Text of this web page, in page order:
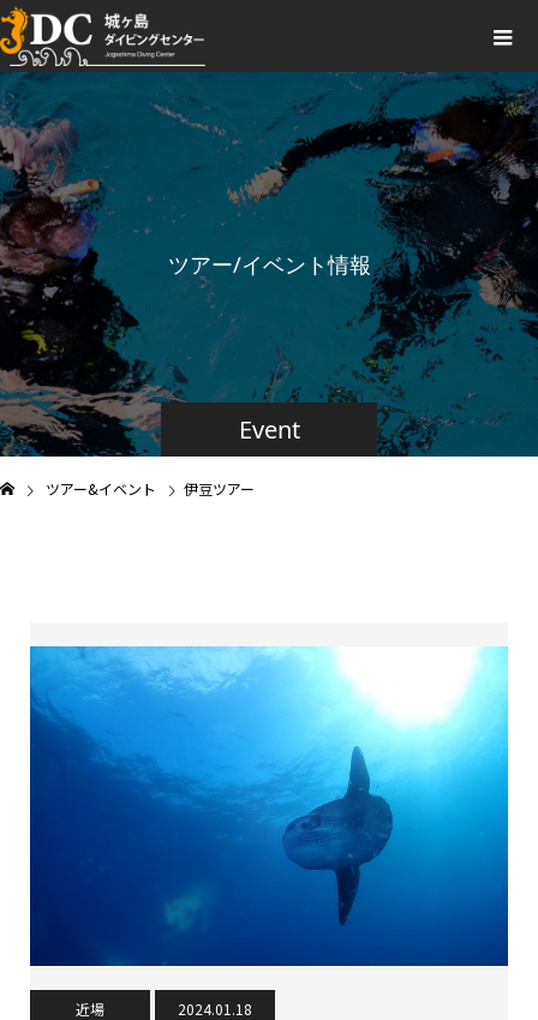
Event
ツアー/イベント情報
ツアー&イベント 伊豆ツアー
近場 2024.01.18